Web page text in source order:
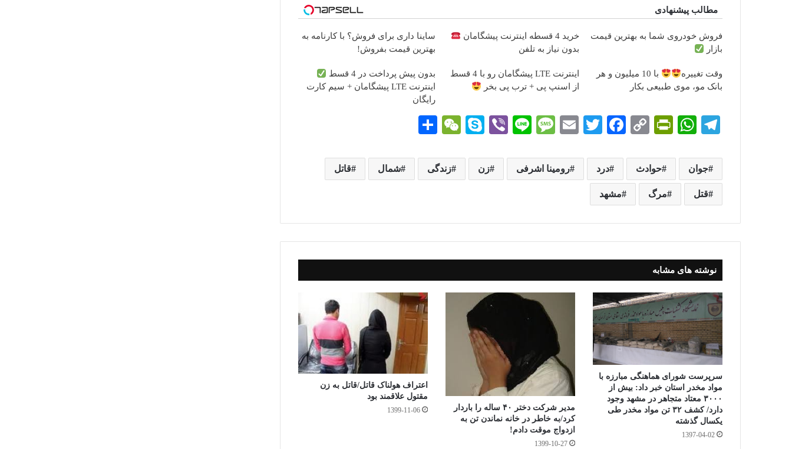
مطالب پیشنهادی
فروش خودروی شما به بهترین قیمت
بازار
خرید 4 قسطه اینترنت پیشگامان
بدون نیاز به تلفن
ساینا داری برای فروش؟ با کارنامه به
بهترین قیمت بفروش!
وقت تغییره
با 10 میلیون و هر
بانک مو، موی طبیعی بکار
اینترنت LTE پیشگامان رو با 4 قسط
از اسنپ پی + ترب پی بخر
بدون پیش پرداخت در 4 قسط
اینترنت LTE پیشگامان + سیم کارت
رایگان
Te
gr
a
m
W
ts
A
pp
Pr
tF
ri
en
dl
y
C
y
Li
nk
Fa
bo
ok
T
tte
r
E
ail
M
sa
ge
Li
Vi
r
S
pe
W
C
ha
تر
ا
گذ
ار
ی
جوان حوادث درد رومینا اشرفی زن زندگی شمال قاتل
قتل مرگ مشهد
نوشته های مشابه
سرپرست شورای هماهنگی مبارزه با
مواد مخدر استان خبر داد: بیش از
۳۰۰۰ معتاد متجاهر در مشهد وجود
دارد/ کشف ۳۲ تن مواد مخدر طی
یکسال گذشته
1397-04-02
مدیر شرکت دختر ۴۰ ساله را باردار
کرد/به خاطر در خانه نماندن تن به
ازدواج موقت دادم!
1399-10-27
اعتراف هولناک قاتل/قاتل به زن
مقتول علاقمند بود
1399-11-06